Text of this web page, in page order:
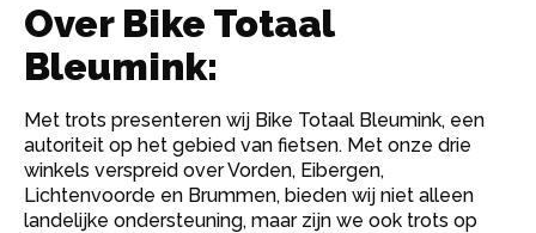
Over Bike Totaal
Bleumink:
Met trots presenteren wij Bike Totaal Bleumink, een
autoriteit op het gebied van fietsen. Met onze drie
winkels verspreid over Vorden, Eibergen,
Lichtenvoorde en Brummen, bieden wij niet alleen
landelijke ondersteuning, maar zijn we ook trots op